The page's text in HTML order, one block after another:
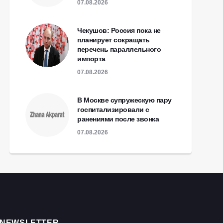
07.08.2026
Чекушов: Россия пока не
планирует сокращать
перечень параллельного
импорта
07.08.2026
В Москве супружескую пару
госпитализировали с
ранениями после звонка
07.08.2026